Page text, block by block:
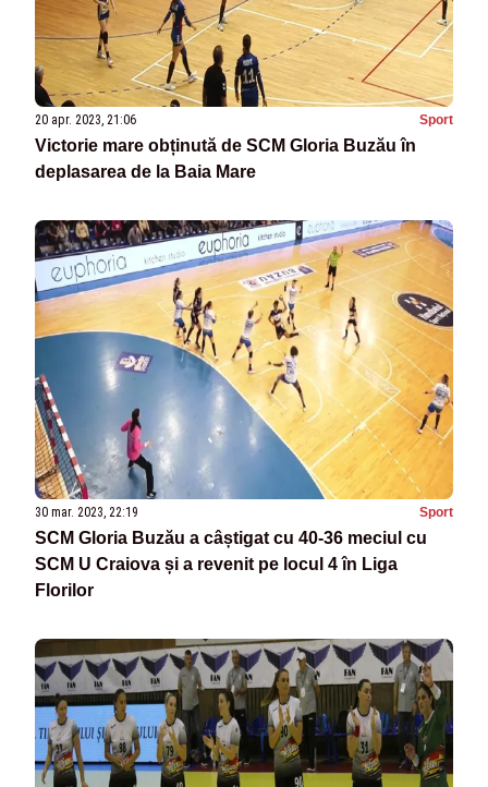
20 apr. 2023, 21:06 Sport
Victorie mare obținută de SCM Gloria Buzău în
deplasarea de la Baia Mare
30 mar. 2023, 22:19 Sport
SCM Gloria Buzău a câștigat cu 40-36 meciul cu
SCM U Craiova și a revenit pe locul 4 în Liga
Florilor